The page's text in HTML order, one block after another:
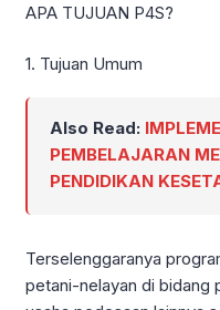
APA TUJUAN P4S?
1. Tujuan Umum
Also Read:
PEMBELAJARAN
PENDIDIKAN
Terselenggaranya
petani-nelayan di bidang